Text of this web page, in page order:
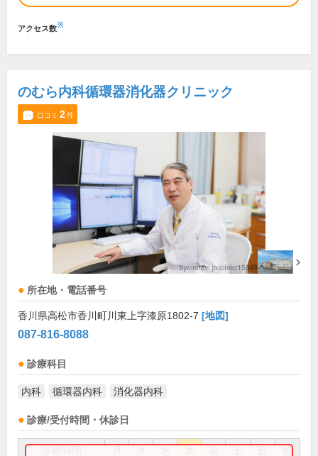
アクセス数※
のむら内科循環器消化器クリニック
口コミ 2件
所在地・電話番号
香川県高松市香川町川東上字漆原1802-7 [地図]
087-816-8088
診療科目
内科 循環器内科 消化器内科
診療/受付時間・休診日
祝